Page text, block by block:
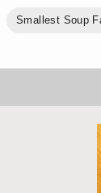
Smallest Soup